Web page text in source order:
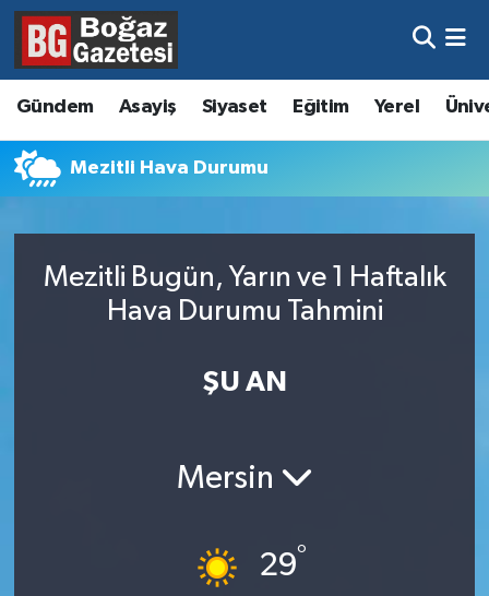
Gündem Asayiş Siyaset Eğitim Yerel
Mezitli Hava Durumu
Mezitli Bugün, Yarın ve 1 Haftalık
Hava Durumu Tahmini
ŞU AN
Mersin
29°
Asayiş
Eğitim
Ekonomi
Kültür ve Sanat
Hava Durumu
Trafik Durumu
Süper Lig Puan Durumu ve Fikstür
Son Dakika Haberleri